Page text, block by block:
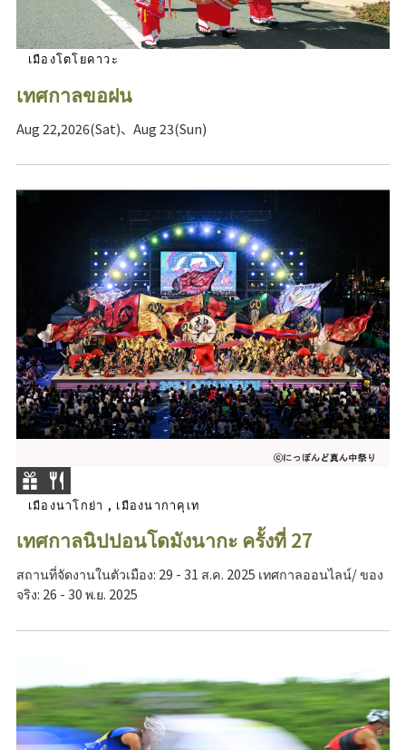
เมืองโตโยคาวะ
เทศกาลขอฝน
Aug 22,2026(Sat)、Aug 23(Sun)
เมืองนาโกย่า , เมืองนากาคุเท
เทศกาลนิปปอนโดมังนากะ ครั้งที่ 27
สถานที่จัดงานในตัวเมือง: 29 - 31 ส.ค. 2025 เทศกาลออนไลน์/ ของ
จริง: 26 - 30 พ.ย. 2025